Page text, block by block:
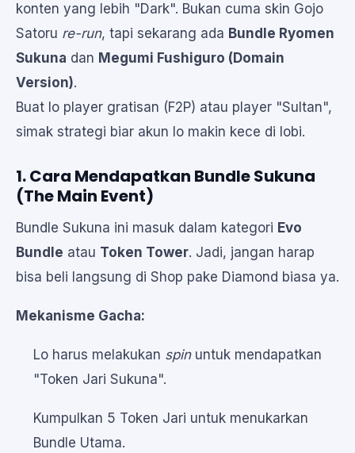
konten yang lebih "Dark". Bukan cuma skin Gojo
Satoru re-run, tapi sekarang ada Bundle Ryomen
Sukuna dan Megumi Fushiguro (Domain
Version).
Buat lo player gratisan (F2P) atau player "Sultan",
simak strategi biar akun lo makin kece di lobi.
1. Cara Mendapatkan Bundle Sukuna
(The Main Event)
Bundle Sukuna ini masuk dalam kategori Evo
Bundle atau Token Tower. Jadi, jangan harap
bisa beli langsung di Shop pake Diamond biasa ya.
Mekanisme Gacha:
Lo harus melakukan spinuntuk mendapatkan
"Token Jari Sukuna".
Kumpulkan 5 Token Jari untuk menukarkan
Bundle Utama.